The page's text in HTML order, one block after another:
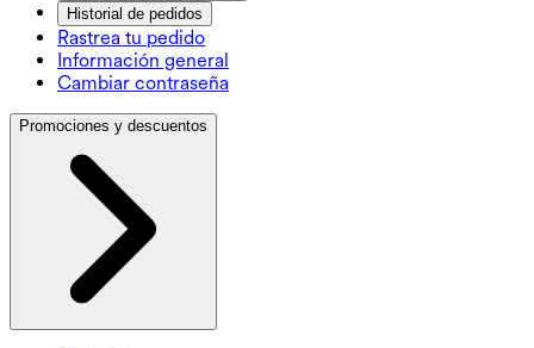
Historial de pedidos
Rastrea tu pedido
Información general
Cambiar contraseña
Promociones y descuentos